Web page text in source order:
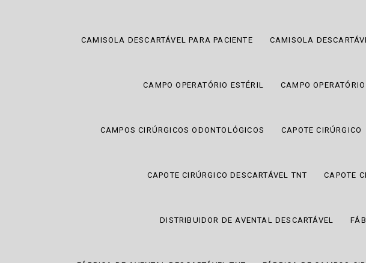
CAMISOLA DESCARTÁVEL PARA PACIENTE CAMISOLA
CAMPO OPERATÓRIO ESTÉRIL CAMPO
CAMPOS CIRÚRGICOS ODONTOLÓGICOS CAPOTE CIRÚRGICO
CAPOTE CIRÚRGICO DESCARTÁVEL TNT CAPOTE
DISTRIBUIDOR DE AVENTAL DESCARTÁVEL